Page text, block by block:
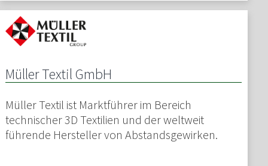
Müller Textil GmbH
Müller Textil ist Marktführer im Bereich
technischer 3D Textilien und der weltweit
führende Hersteller von Abstandsgewirken.